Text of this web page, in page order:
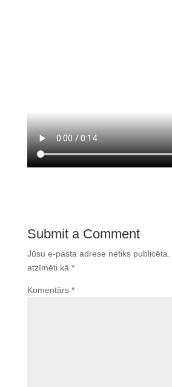
Submit a Comment
Jūsu e-pasta adrese netiks publicēta.
atzīmēti kā *
Komentārs *